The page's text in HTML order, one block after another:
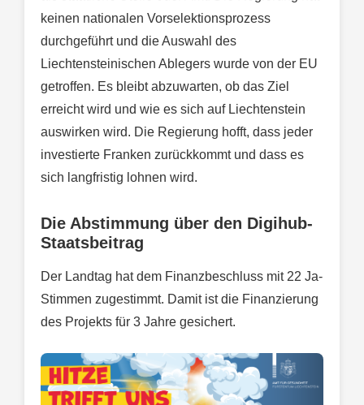
keinen nationalen Vorselektionsprozess
durchgeführt und die Auswahl des
Liechtensteinischen Ablegers wurde von der EU
getroffen. Es bleibt abzuwarten, ob das Ziel
erreicht wird und wie es sich auf Liechtenstein
auswirken wird. Die Regierung hofft, dass jeder
investierte Franken zurückkommt und dass es
sich langfristig lohnen wird.
Die Abstimmung über den Digihub-
Staatsbeitrag
Der Landtag hat dem Finanzbeschluss mit 22 Ja-
Stimmen zugestimmt. Damit ist die Finanzierung
des Projekts für 3 Jahre gesichert.